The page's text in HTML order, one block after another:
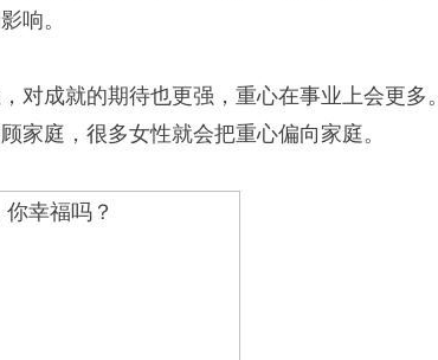
响。
成就的期待也更强，重心在事业上会更多
家庭，很多女性就会把重心偏向家庭。